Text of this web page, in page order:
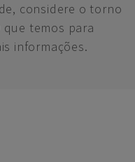
considere o torno
que temos para
informações.